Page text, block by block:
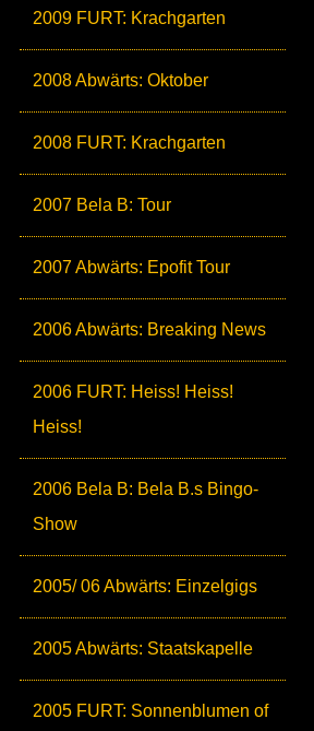
2009 FURT: Krachgarten
2008 Abwärts: Oktober
2008 FURT: Krachgarten
2007 Bela B: Tour
2007 Abwärts: Epofit Tour
2006 Abwärts: Breaking News
2006 FURT: Heiss! Heiss!
Heiss!
2006 Bela B: Bela B.s Bingo-
Show
2005/ 06 Abwärts: Einzelgigs
2005 Abwärts: Staatskapelle
2005 FURT: Sonnenblumen of